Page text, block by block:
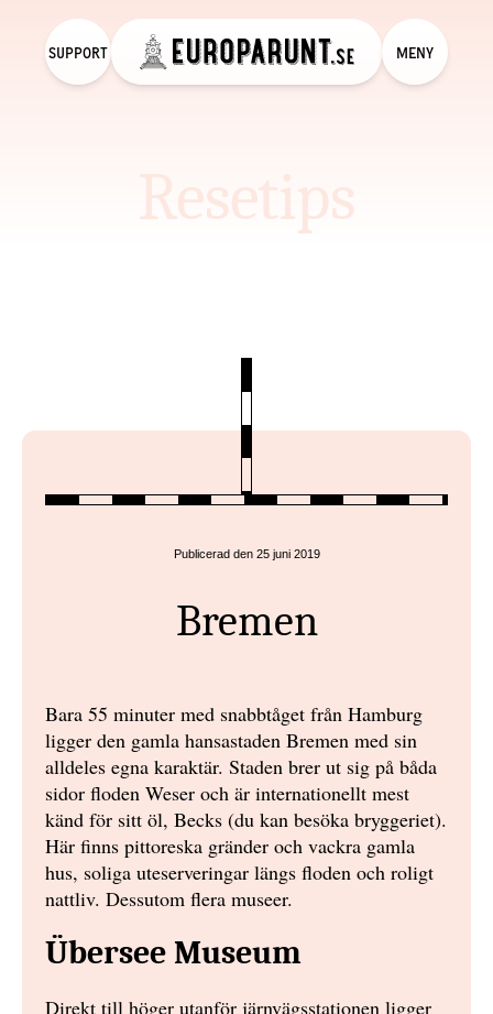
SUPPORT MENY
Resetips
Publicerad den 25 juni 2019
Bremen
Bara 55 minuter med snabbtåget från Hamburg
ligger den gamla hansastaden Bremen med sin
alldeles egna karaktär. Staden brer ut sig på båda
sidor floden Weser och är internationellt mest
känd för sitt öl, Becks (du kan besöka bryggeriet).
Här finns pittoreska gränder och vackra gamla
hus, soliga uteserveringar längs floden och roligt
nattliv. Dessutom flera museer.
Übersee Museum
Direkt till höger utanför järnvägsstationen ligger